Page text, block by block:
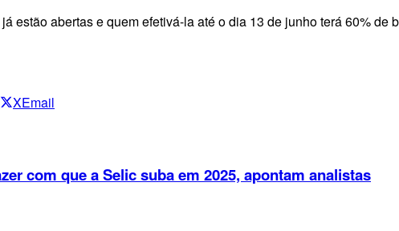
estão abertas e quem efetivá-la até o dia 13 de junho terá 60%
XEmail
com que a Selic suba em 2025, apontam analistas